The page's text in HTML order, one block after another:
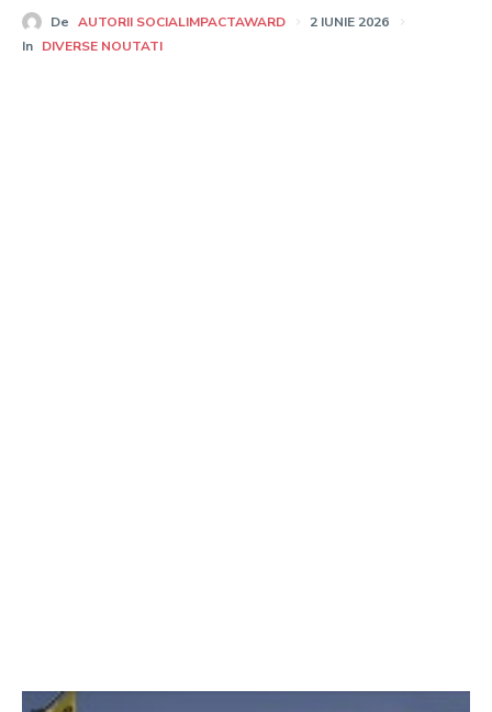
De AUTORII SOCIALIMPACTAWARD
2 IUNIE 2026
In DIVERSE NOUTATI